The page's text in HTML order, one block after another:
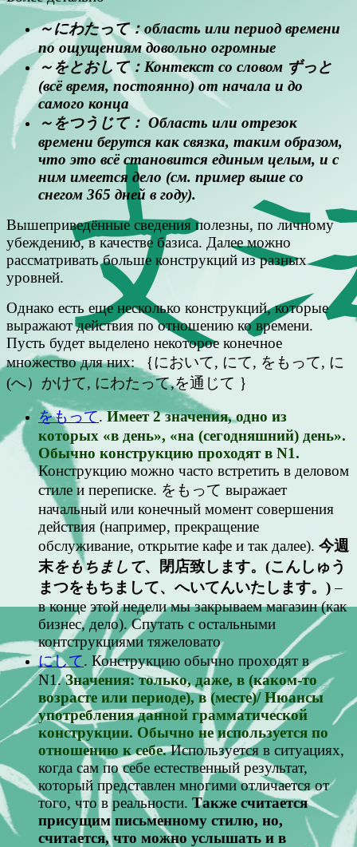
～にわたって：область или период времени
по ощущениям довольно огромные
～をとおして：Контекст со словом ずっと
(всё время, постоянно) от начала и до
самого конца
～をつうじて： Область или отрезок
времени берутся как связка, таким образом,
что это всё становится единым целым, и с
ним имеется дело (см. пример выше со
снегом 365 дней в году).
Вышеприведённые сведения полезны, по личному
убеждению, в качестве базиса. Далее можно
рассматривать больше конструкций из разных
уровней.
Однако есть еще несколько конструкций, которые
выражают действия по отношению ко времени.
Пусть будет выделено некоторое конечное
множество для них: ｛において, にて, をもって, に
(へ）かけて, にわたって,を通じて ｝
をもって.Имеет 2 значения, одно из
которых «в день», «на (сегодняшний) день».
Обычно конструкцию проходят в N1.
Конструкцию можно часто встретить в деловом
стиле и переписке. をもって выражает
начальный или конечный момент совершения
действия (например, прекращение
обслуживание, открытие кафе и так далее). 今週
末をもちまして、閉店致します。(こんしゅう
まつをもちまして、へいてんいたします。)–
в конце этой недели мы закрываем магазин (как
бизнес, дело). Спутать с остальными
контструкциями тяжеловато
にして. Конструкцию обычно проходят в
N1.Значения: только, даже, в (каком-то
возрасте или периоде), в (месте)/ Нюансы
употребления данной грамматической
конструкции. Обычно не используется по
отношению к себе.Используется в ситуациях,
когда сам по себе естественный результат,
который представлен многими отличается от
того, что в реальности. Также считается
присущим письменному стилю, но,
считается, что можно услышать и в